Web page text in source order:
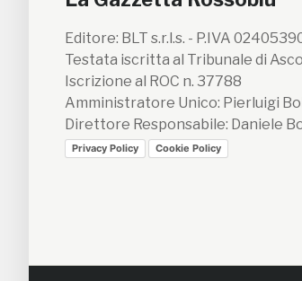
Editore: BLT s.r.l.s. - P.IVA
Testata iscritta al Tribunale di
Iscrizione al ROC n. 37788
Amministratore Unico: Pierluigi
Direttore Responsabile: Daniele
Privacy Policy Cookie Policy